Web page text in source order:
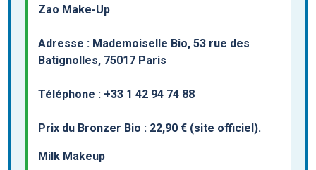
Zao Make-Up
Adresse : Mademoiselle Bio, 53 rue des
Batignolles, 75017 Paris
Téléphone : +33 1 42 94 74 88
Prix du Bronzer Bio : 22,90 € (site officiel).
Milk Makeup